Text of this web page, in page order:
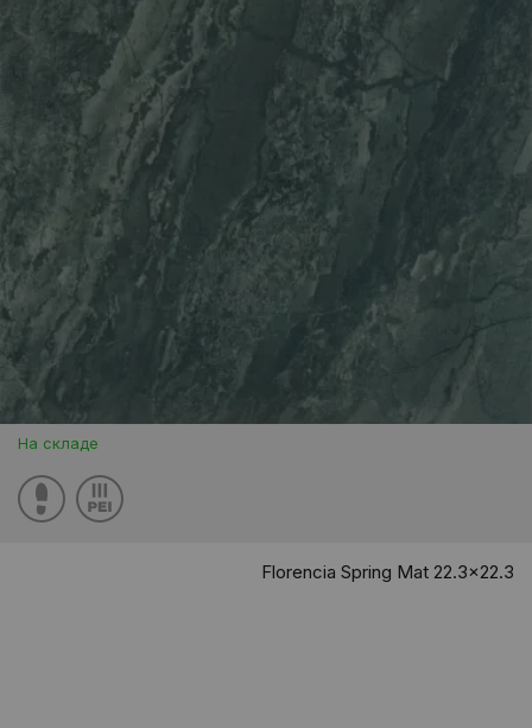
На складе
Florencia Spring Mat 22.3x22.3